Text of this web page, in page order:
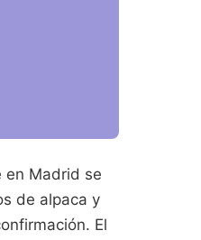
en Madrid se
de alpaca y
El